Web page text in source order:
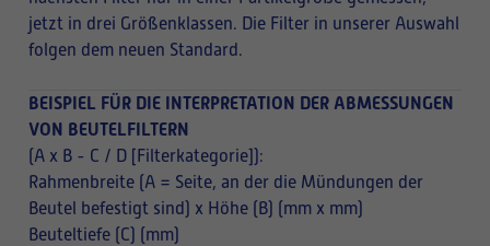
jetzt in drei Größenklassen. Die Filter in unserer Auswahl
folgen dem neuen Standard.
BEISPIEL FÜR DIE INTERPRETATION DER ABMESSUNGEN
VON BEUTELFILTERN
(A x B - C / D [Filterkategorie]):
Rahmenbreite (A = Seite, an der die Mündungen der
Beutel befestigt sind) x Höhe (B) (mm x mm)
Beuteltiefe (C) (mm)